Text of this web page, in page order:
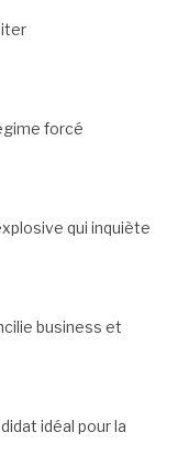
forcé
qui inquiète
business et
idéal pour la